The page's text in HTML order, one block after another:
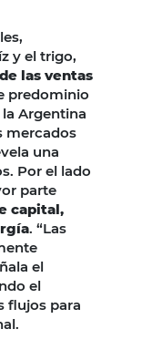
y el trigo,
las ventas
predominio
Argentina
mercados
una
Por el lado
parte
capital,
. “Las
el
el
flujos para